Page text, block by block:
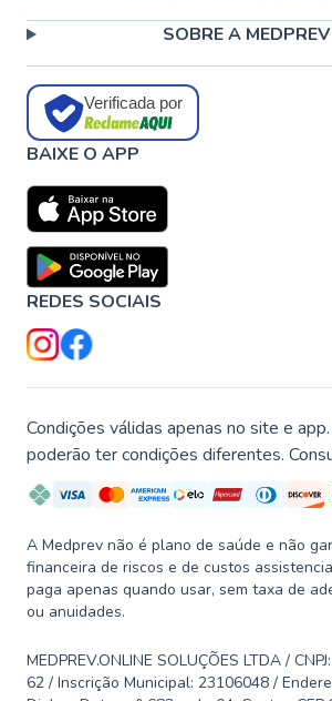
SOBRE A MEDPREV
Verificada por
BAIXE O APP
REDES SOCIAIS
Condições válidas apenas no site e
poderão ter condições diferentes.
A Medprev não é plano de saúde e não
financeira de riscos e de custos
paga apenas quando usar, sem taxa de
ou anuidades.
MEDPREV.ONLINE SOLUÇÕES LTDA /
62 / Inscrição Municipal: 23106048 /